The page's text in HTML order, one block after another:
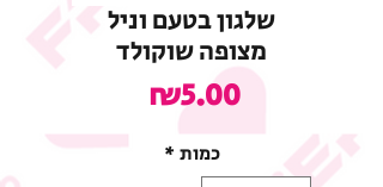
שלגון בטעם וניל
מצופה שוקולד
₪5.00
כמות *